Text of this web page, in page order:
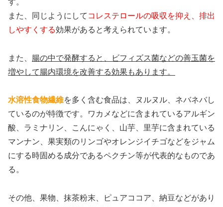
また、同じようにして コレステロールの吸収を抑え、排出
しやすくする効果があると考えられています。
また、 腸の中で発酵すると、ビフィズス菌などの善玉菌を
増やして腸内環境を改善する効果もあります。
水溶性食物繊維を多く含む食品は、ヌルヌル、ネバネバし
ているのが特徴です。ワカメなどに含まれているアルギン
酸、ラミナリン、こんにゃく、山芋、里芋に含まれている
マンナン、果実類のリンゴやオレンジイチゴなどをジャム
にする時固める成分であるペクチン等が代表的なものであ
る。
その他、果物、抹茶粉末、ピュアココア、納豆などがあり